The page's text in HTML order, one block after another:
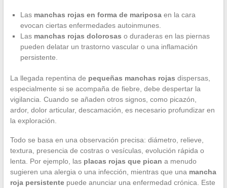
Las manchas rojas en forma de mariposaen la cara
evocan ciertas enfermedades autoinmunes.
Las manchas rojas dolorosas o duraderas en las piernas
pueden delatar un trastorno vascular o una inflamación
persistente.
La llegada repentina de pequeñas manchas rojas dispersas,
especialmente si se acompaña de fiebre, debe despertar la
vigilancia. Cuando se añaden otros signos, como picazón,
ardor, dolor articular, descamación, es necesario profundizar en
la exploración.
Todo se basa en una observación precisa: diámetro, relieve,
textura, presencia de costras o vesículas, evolución rápida o
lenta. Por ejemplo, las placas rojas que pican a menudo
sugieren una alergia o una infección, mientras que una mancha
roja persistentepuede anunciar una enfermedad crónica. Este